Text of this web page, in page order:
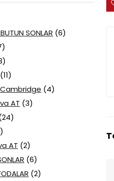
SONLAR (6)
(11)
(4)
AT (3)
AT (2)
(6)
(2)